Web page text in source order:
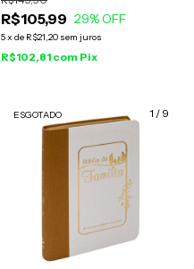
R$105,99 29% OFF
5x de R$21,20 sem juros
R$102,81 com Pix
1 / 9
ESGOTADO